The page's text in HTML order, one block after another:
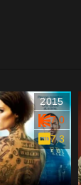
2015
7.0
7.3